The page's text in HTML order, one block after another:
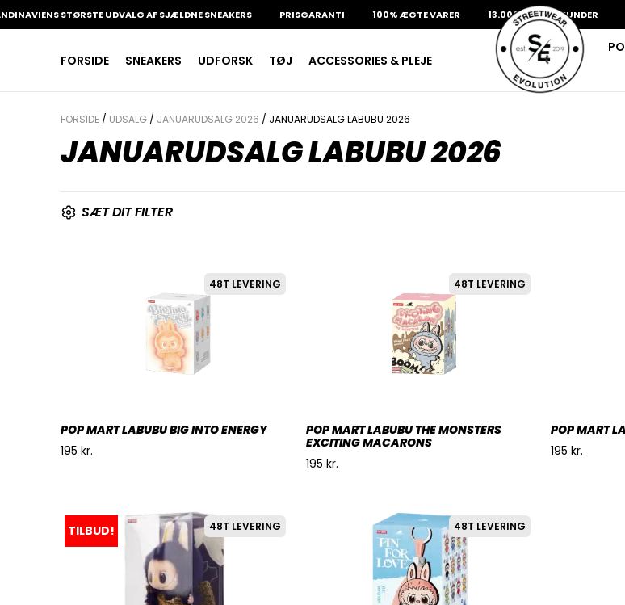
STØRSTE UDVALG AF SJÆLDNE SNEAKERS PRISGARANTI 100% ÆGTE VARER 13.000+ GLADE KUNDER
FORSIDE SNEAKERS UDFORSK TØJ ACCESSORIES & PLEJE
INDKØBSKURV
Din kurv er tom.
FORSIDE / UDSALG / JANUARUDSALG 2026 / JANUARUDSALG LABUBU 2026
JANUARUDSALG LABUBU 2026
SÆT DIT FILTER
48T LEVERING
POP MART LABUBU BIG INTO ENERGY
195 kr.
48T LEVERING
POP MART LABUBU THE MONSTERS
EXCITING MACARONS
195 kr.
POP MART
195 kr.
TILBUD! 48T LEVERING 48T LEVERING